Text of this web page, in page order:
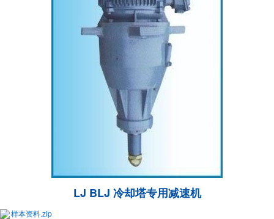
LJ BLJ 冷却塔专用减速机
样本资料.zip